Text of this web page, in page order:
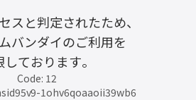
スと判定されたため、
バンダイのご利用を
しております。
Code: 12
1ohv6qoaaoii39wb6